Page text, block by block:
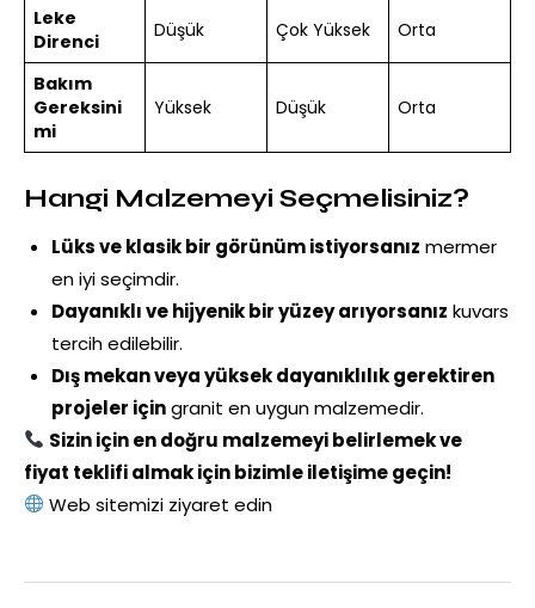
Leke
Direnci
Düşük Çok Yüksek Orta
Bakım
Gereksini
mi
Yüksek Düşük Orta
Hangi Malzemeyi Seçmelisiniz?
Lüks ve klasik bir görünüm istiyorsanız mermer
en iyi seçimdir.
Dayanıklı ve hijyenik bir yüzey arıyorsanız kuvars
tercih edilebilir.
Dış mekan veya yüksek dayanıklılık gerektiren
projeler içingranit en uygun malzemedir.
Sizin için en doğru malzemeyi belirlemek ve
fiyat teklifi almak için bizimle iletişime geçin!
Web sitemizi ziyaret edin